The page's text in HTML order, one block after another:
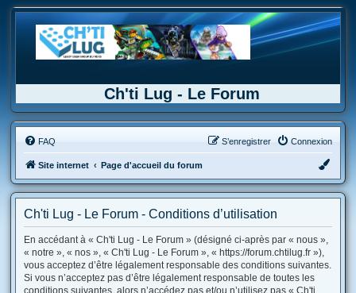
Ch'ti Lug - Le Forum
FAQ Connexion
S’enregistrer
Site internet Page d'accueil du forum
Ch'ti Lug - Le Forum - Conditions d’utilisation
En accédant à « Ch'ti Lug - Le Forum » (désigné ci-après par « nous »,
« notre », « nos », « Ch'ti Lug - Le Forum », « https://forum.chtilug.fr »),
vous acceptez d’être légalement responsable des conditions suivantes.
Si vous n’acceptez pas d’être légalement responsable de toutes les
conditions suivantes, alors n’accédez pas et/ou n’utilisez pas « Ch'ti